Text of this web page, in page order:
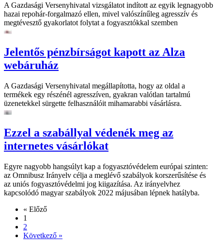
A Gazdasági Versenyhivatal vizsgálatot indított az egyik legnagyobb
hazai repohár-forgalmazó ellen, mivel valószínűleg agresszív és
megtévesztő gyakorlatot folytat a fogyasztókkal szemben
Jelentős pénzbírságot kapott az Alza
webáruház
A Gazdasági Versenyhivatal megállapította, hogy az oldal a
termékek egy részénél agresszíven, gyakran valótlan tartalmú
üzenetekkel sürgette felhasználóit mihamarabbi vásárlásra.
Ezzel a szabállyal védenék meg az
internetes vásárlókat
Egyre nagyobb hangsúlyt kap a fogyasztóvédelem európai szinten:
az Omnibusz Irányelv célja a meglévő szabályok korszerűsítése és
az uniós fogyasztóvédelmi jog kiigazítása. Az irányelvhez
kapcsolódó magyar szabályok 2022 májusában lépnek hatályba.
« Előző
1
2
Következő »